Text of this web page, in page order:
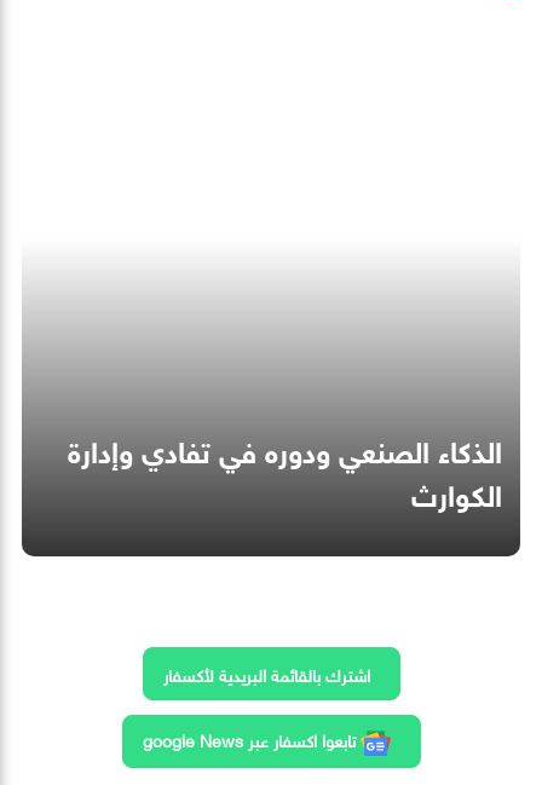
الذكاء الصنعي ودوره في تفادي وإدارة
الكوارث
اشترك بالقائمة البريدية لأكسفار
تابعوا اكسفار عبر google News